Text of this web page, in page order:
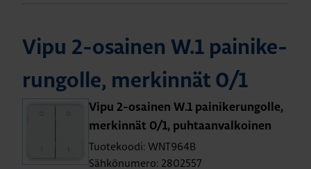
Vipu 2-osai­nen W.1 pai­ni­ke­
run­gol­le, mer­kin­nät 0/1
Vipu 2-osai­nen W.1 pai­ni­ke­run­gol­le,
mer­kin­nät 0/1, puh­taan­val­koi­nen
Tuotekoodi: WNT964B
Sähkönumero: 2802557